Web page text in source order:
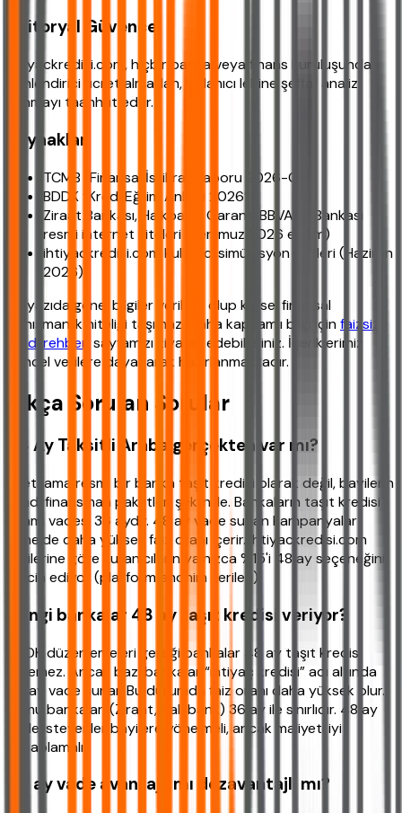
Editoryal Güvence
ihtiyackredisi.com, hiçbir banka veya finans kuruluşundan
yönlendirici ücret almadan, kullanıcı lehine şeffaf analiz
sunmayı taahhüt eder.
Kaynaklar
TCMB “Finansal İstikrar Raporu 2026-Q3”
BDDK “Kredi Eğilim Anketi 2026”
Ziraat Bankası, Halkbank, Garanti BBVA, İş Bankası
resmi internet siteleri (Temmuz 2026 erişim)
ihtiyackredisi.com kullanıcı simülasyon verileri (Haziran
2026)
Bu yazıda genel bilgiler verilmiş olup kişisel finansal
danışmanlık niteliği taşımaz. Daha kapsamlı bilgi içinfaizsiz
kredi rehberi sayfamızı ziyaret edebilirsiniz. İçeriklerimiz
güncel verilere dayanarak hazırlanmaktadır.
Sıkça Sorulan Sorular
48 Ay Taksitli Araba gerçekten var mı?
Evet, ama resmi bir banka taşıt kredisi olarak değil, bayilerin
kendi finansman paketleri şeklinde. Bankaların taşıt kredisi
azami vadesi 36 aydır. 48 ay vade sunan kampanyalar
genelde daha yüksek faiz oranı içerir. ihtiyackredisi.com
verilerine göre kullanıcıların yalnızca %15'i 48 ay seçeneğini
tercih ediyor (platform anonim verileri).
Hangi bankalar 48 ay taşıt kredisi veriyor?
BDDK düzenlemeleri gereği bankalar 48 ay taşıt kredisi
veremez. Ancak bazı bankalar “ihtiyaç kredisi” adı altında
48 ay vade sunar. Bu durumda faiz oranı daha yüksek olur.
Kamu bankaları (Ziraat, Halkbank) 36 ay ile sınırlıdır. 48 ay
vade isteyenler bayilere yönelmeli, ancak maliyeti iyi
hesaplamalı.
48 ay vade avantajlı mı dezavantajlı mı?